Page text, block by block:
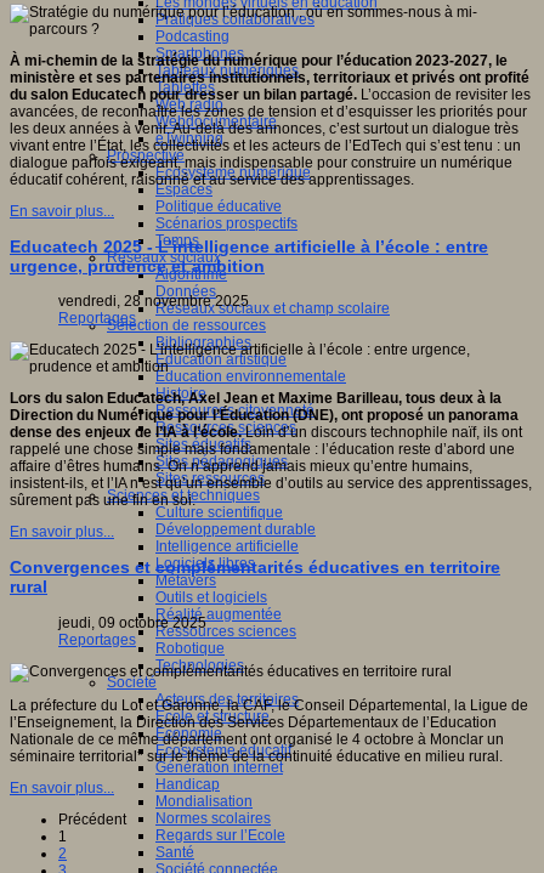
Pratiques collaboratives
Podcasting
Smartphones
Tableaux numériques
Tablettes
Web radio
Webdocumentaire
eTwinning
Prospective
Ecosystème numérique
Espaces
Politique éducative
Scénarios prospectifs
Temps
Réseaux sociaux
Algorithme
Données
Réseaux sociaux et champ scolaire
Sélection de ressources
Bibliographies
Education artistique
Education environnementale
Histoire
Ressources citoyenneté
Ressources sciences
Sites éducatifs
Sites pédagogiques
Sites ressources
Sciences et techniques
Culture scientifique
Développement durable
Intelligence artificielle
Logiciels libres
Métavers
Outils et logiciels
Réalité augmentée
Ressources sciences
Robotique
Technologies
Société
Acteurs des territoires
Ecole et structure
Economie
Ecosystème éducatif
Génération internet
Handicap
Mondialisation
Normes scolaires
Regards sur l’Ecole
Santé
Société connectée
À mi-chemin de la stratégie du numérique pour l’éducation 2023-2027, le
ministère et ses partenaires institutionnels, territoriaux et privés ont profité
du salon Educatech pour dresser un bilan partagé. L’occasion de revisiter les
avancées, de reconnaître les zones de tension et d’esquisser les priorités pour
les deux années à venir. Au-delà des annonces, c’est surtout un dialogue très
vivant entre l’État, les collectivités et les acteurs de l’EdTech qui s’est tenu : un
dialogue parfois exigeant, mais indispensable pour construire un numérique
éducatif cohérent, raisonné et au service des apprentissages.
En savoir plus...
Educatech 2025 - L’intelligence artificielle à l’école : entre
urgence, prudence et ambition
vendredi, 28 novembre 2025
Reportages
Lors du salon Educatech, Axel Jean et Maxime Barilleau, tous deux à la
Direction du Numérique pour l’Éducation (DNE), ont proposé un panorama
dense des enjeux de l’IA à l’école.Loin d’un discours technophile naïf, ils ont
rappelé une chose simple mais fondamentale : l’éducation reste d’abord une
affaire d’êtres humains. On n’apprend jamais mieux qu’entre humains,
insistent-ils, et l’IA n’est qu’un ensemble d’outils au service des apprentissages,
sûrement pas une fin en soi.
En savoir plus...
Convergences et complémentarités éducatives en territoire
rural
jeudi, 09 octobre 2025
Reportages
La préfecture du Lot et Garonne, la CAF, le Conseil Départemental, la Ligue de
l’Enseignement, la Direction des Services Départementaux de l’Education
Nationale de ce même département ont organisé le 4 octobre à Monclar un
séminaire territorial* sur le thème de la continuité éducative en milieu rural.
En savoir plus...
Précédent
1
2